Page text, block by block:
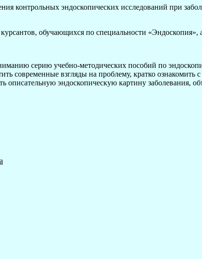
контрольных эндоскопических исследований при
обучающихся по специальности «Эндоскопия»,
серию учебно-методических пособий по
современные взгляды на проблему, кратко ознакомить
описательную эндоскопическую картину заболевания,